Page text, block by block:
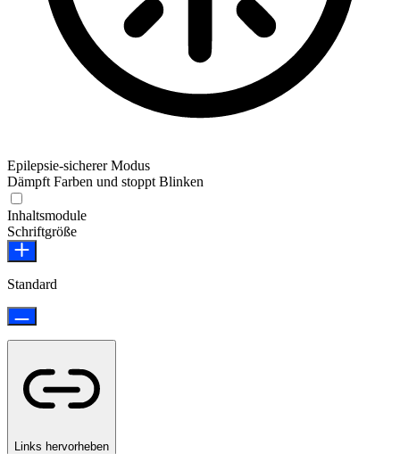
Epilepsie-sicherer Modus
Dämpft Farben und stoppt Blinken
Inhaltsmodule
Schriftgröße
Standard
Links hervorheben